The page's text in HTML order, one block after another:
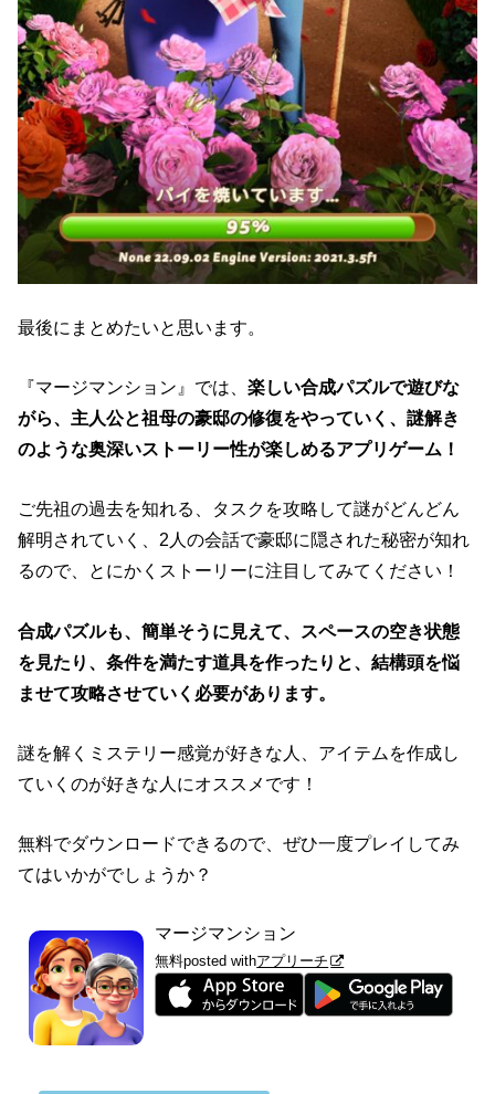
最後にまとめたいと思います。
『マージマンション』では、楽しい合成パズルで遊びな
がら、主人公と祖母の豪邸の修復をやっていく、謎解き
のような奥深いストーリー性が楽しめるアプリゲーム！
ご先祖の過去を知れる、タスクを攻略して謎がどんどん
解明されていく、2人の会話で豪邸に隠された秘密が知れ
るので、とにかくストーリーに注目してみてください！
合成パズルも、簡単そうに見えて、スペースの空き状態
を見たり、条件を満たす道具を作ったりと、結構頭を悩
ませて攻略させていく必要があります。
謎を解くミステリー感覚が好きな人、アイテムを作成し
ていくのが好きな人にオススメです！
無料でダウンロードできるので、ぜひ一度プレイしてみ
てはいかがでしょうか？
マージマンション
無料posted withアプリーチ